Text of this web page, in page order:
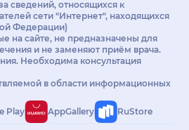
сведений, относящихся к
сети "Интернет", находящихся
Федерации)
на сайте, не предназначены для
и не заменяют приём врача.
Необходима консультация
в области информационных
Play AppGallery RuStore